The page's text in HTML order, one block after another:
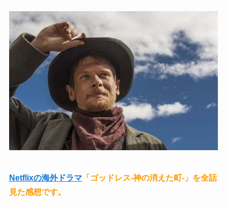
Netflixの海外ドラマ 「ゴッドレス-神の消えた町-」を全話
見た感想です。